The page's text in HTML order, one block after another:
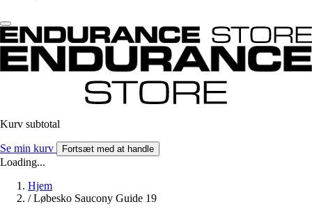
Kurv subtotal
Se min kurv Fortsæt med at handle
Loading...
Hjem
/ Løbesko Saucony Guide 19